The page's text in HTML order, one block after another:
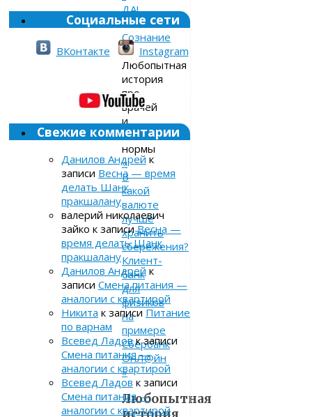
ДА!
»
Сознание
»
Любопытная
история
про
врачей
и
понятие
нормы
«
В
какой
валюте
лучше
хранить
сбережения?
Клиент-
банк
для
физиков
на
примере
Сбербанк
ОнЛ@йн
»
Любопытная
история
Социальные сети
ВКонтакте Instagram
Свежие комментарии
Данилов Андрей к
записи Весна — время
делать Шанк
пракшалану
валерий николаевич
зайко к записиВесна —
время делать Шанк
пракшалану
Данилов Андрей к
записи Смена питания —
аналогии с квартирой
Никита к записи Питание
по варнам
Всевед Ладовк записи
Смена питания —
аналогии с квартирой
Всевед Ладов к записи
Смена питания —
аналогии с квартирой